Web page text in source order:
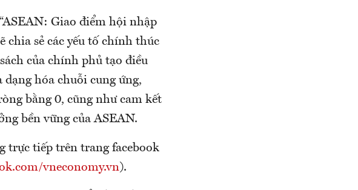
Giao điểm hội nhập
chia sẻ các yếu tố chính thúc
của chính phủ tạo điều
hóa chuỗi cung ứng,
bằng 0, cũng như cam kết
bền vững của ASEAN.
trực tiếp trên trang facebook
vneconomy.vn).